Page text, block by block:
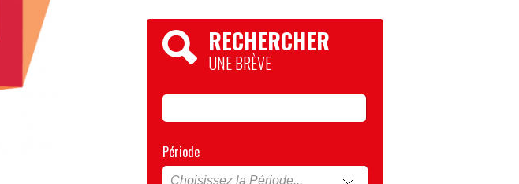
RECHERCHER
UNE BRÈVE
Période